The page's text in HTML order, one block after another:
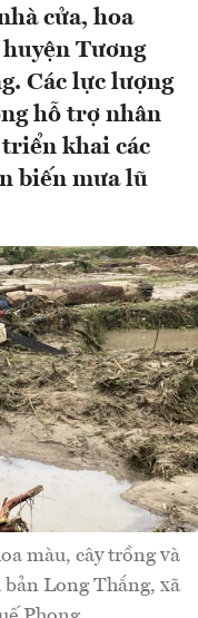
cửa, hoa
Tương
Các lực lượng
hỗ trợ nhân
triển khai các
biến mưa lũ
màu, cây trồng và
Long Thắng, xã